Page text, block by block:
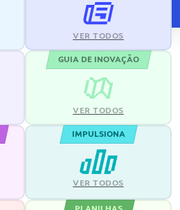
VER TODOS
GUIA DE INOVAÇÃO
VER TODOS
IMPULSIONA
VER TODOS